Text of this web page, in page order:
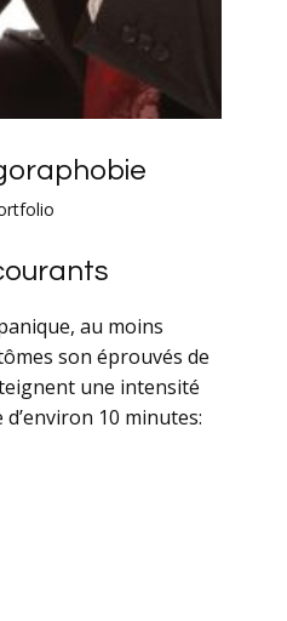
au moins
son éprouvés de
une intensité
10 minutes: